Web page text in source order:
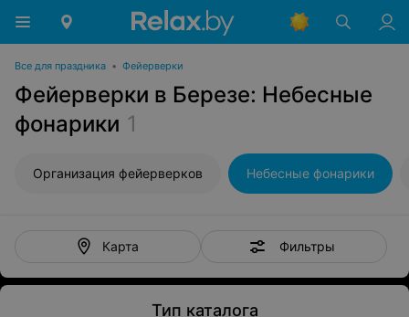
Все для праздника • Фейерверки
Фейерверки в Березе: Небесные
фонарики 1
Организация фейерверков Небесные фонарики
Карта Фильтры
Тип каталога